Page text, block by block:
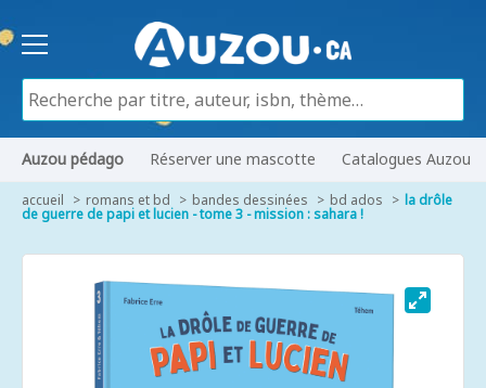
Auzou pédago Réserver une mascotte Catalogues Auzou
accueil romans et bd bandes dessinées bd ados la drôle
de guerre de papi et lucien - tome 3 - mission : sahara !